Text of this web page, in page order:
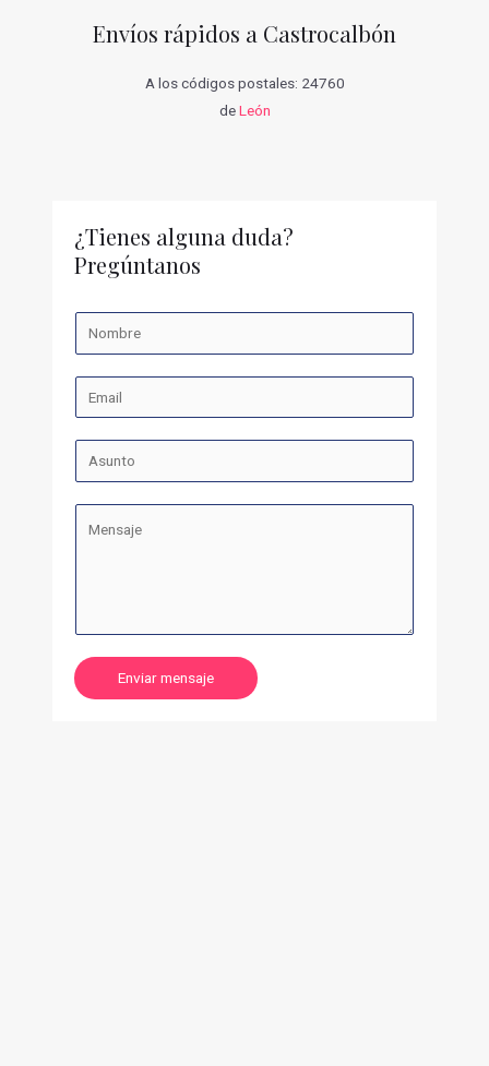
Envíos rápidos a Castrocalbón
A los códigos postales: 24760
deLeón
¿Tienes alguna duda?
Pregúntanos
Enviar mensaje